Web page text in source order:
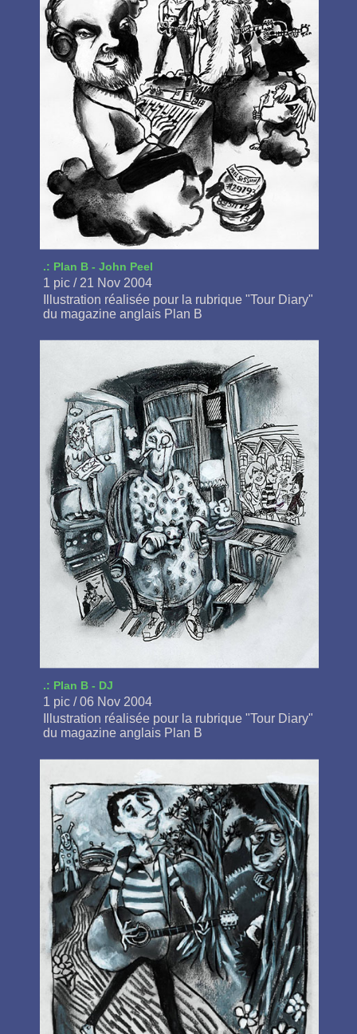
.: Plan B - John Peel
1 pic / 21 Nov 2004
Illustration réalisée pour la rubrique "Tour Diary"
du magazine anglais Plan B
.: Plan B - DJ
1 pic / 06 Nov 2004
Illustration réalisée pour la rubrique "Tour Diary"
du magazine anglais Plan B